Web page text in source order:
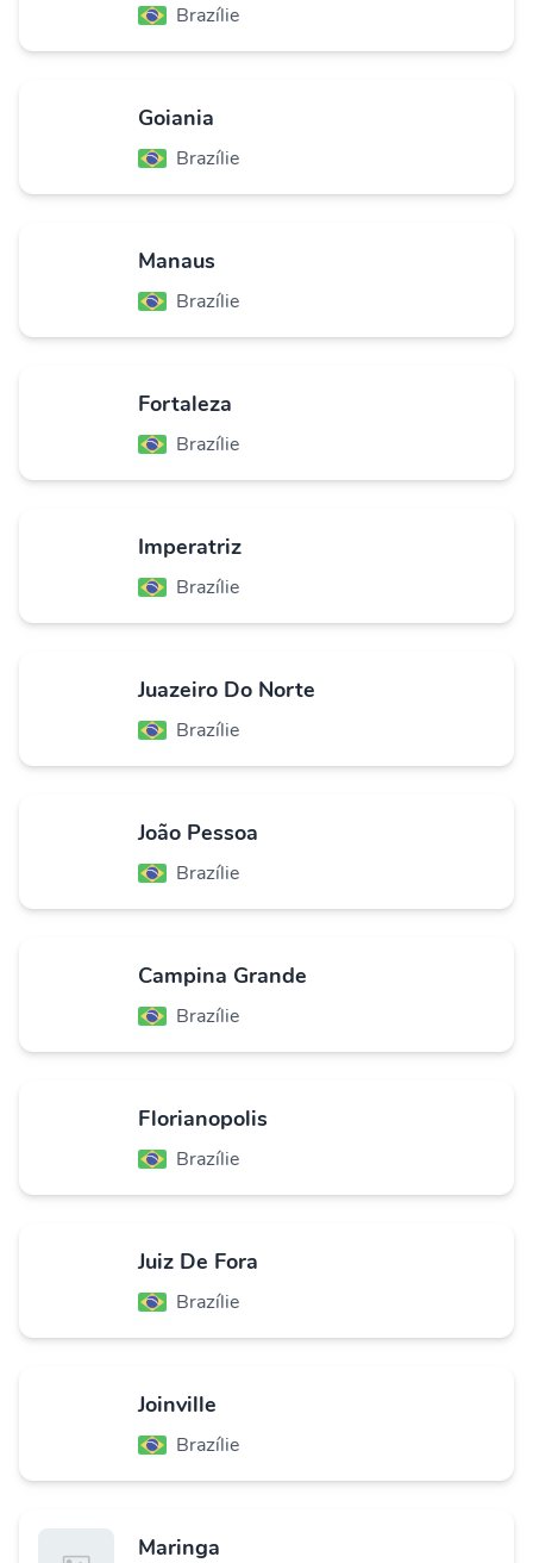
Brazílie
Goiania
Brazílie
Manaus
Brazílie
Fortaleza
Brazílie
Imperatriz
Brazílie
Juazeiro Do Norte
Brazílie
João Pessoa
Brazílie
Campina Grande
Brazílie
Florianopolis
Brazílie
Juiz De Fora
Brazílie
Joinville
Brazílie
Maringa